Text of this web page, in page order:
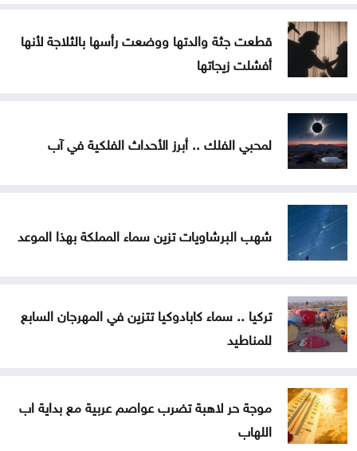
قطعت جثة والدتها ووضعت رأسها بالثلاجة لأنها
أفشلت زيجاتها
لمحبي الفلك .. أبرز الأحداث الفلكية في آب
شهب البرشاويات تزين سماء المملكة بهذا الموعد
تركيا .. سماء كابادوكيا تتزين في المهرجان السابع
للمناطيد
موجة حر لاهبة تضرب عواصم عربية مع بداية اب
اللهاب